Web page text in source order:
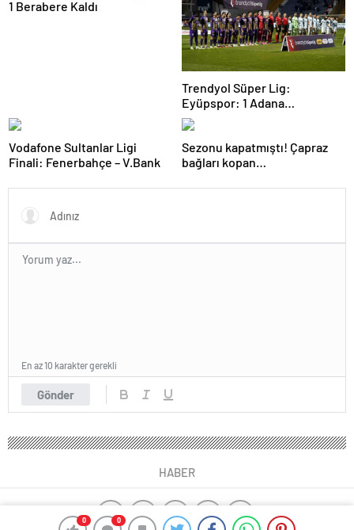
0 0
1 Berabere Kaldı
Trendyol Süper Lig:
Eyüpspor: 1 Adana
Demirspor: 0 (Maç devam
ediyor)
Vodafone Sultanlar Ligi
Finali: Fenerbahçe – V.Bank
Sezonu kapatmıştı! Çapraz
bağları kopan
Gönder
En az 10 karakter gerekli
HABER